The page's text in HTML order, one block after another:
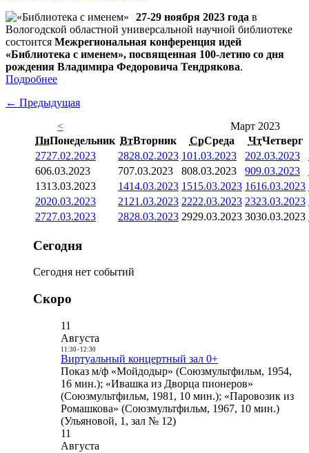
27-29 ноября 2023 года в
Вологодской областной универсальной научной библиотеке
состоится Межрегиональная конференция идей
«Библиотека с именем», посвященная 100-летию со дня
рождения Владимира Федоровича Тендрякова.
Подробнее
← Предыдущая
<
Март 2023
ПнПонедельник ВтВторник СрСреда ЧтЧетверг
2727.02.2023 2828.02.2023 101.03.2023 202.03.2023
606.03.2023 707.03.2023 808.03.2023 909.03.2023
1313.03.2023 1414.03.2023 1515.03.2023 1616.03.2023
2020.03.2023 21 21.03.2023 2222.03.2023 2323.03.2023
2727.03.2023 2828.03.2023 2929.03.2023 3030.03.2023
Сегодня
Сегодня нет событий
Скоро
11
Августа
11:30- 12:30
Виртуальный концертный зал 0+
Показ м/ф «Мойдодыр» (Союзмультфильм, 1954,
16 мин.); «Ивашка из Дворца пионеров»
(Союзмультфильм, 1981, 10 мин.); «Паровозик из
Ромашкова» (Союзмультфильм, 1967, 10 мин.)
(Ульяновой, 1, зал № 12)
11
Августа